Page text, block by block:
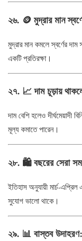
২৬. 🪙 মুদ্রার মান
মুদ্রার মান কমলে স্বর্ণের
একটি প্রতিরক্ষা।
২৭. 📈 দাম চূড়ায়
দাম বেশি হলেও দীর্ঘমেয়াদী
মূল্য কমাতে পারেন।
২৮. 🛍️ বছরের সেরা
ইতিহাস অনুযায়ী মার্চ-
সুযোগ ভালো থাকে।
২৯. 📊 বাস্তব উদাহরণ: